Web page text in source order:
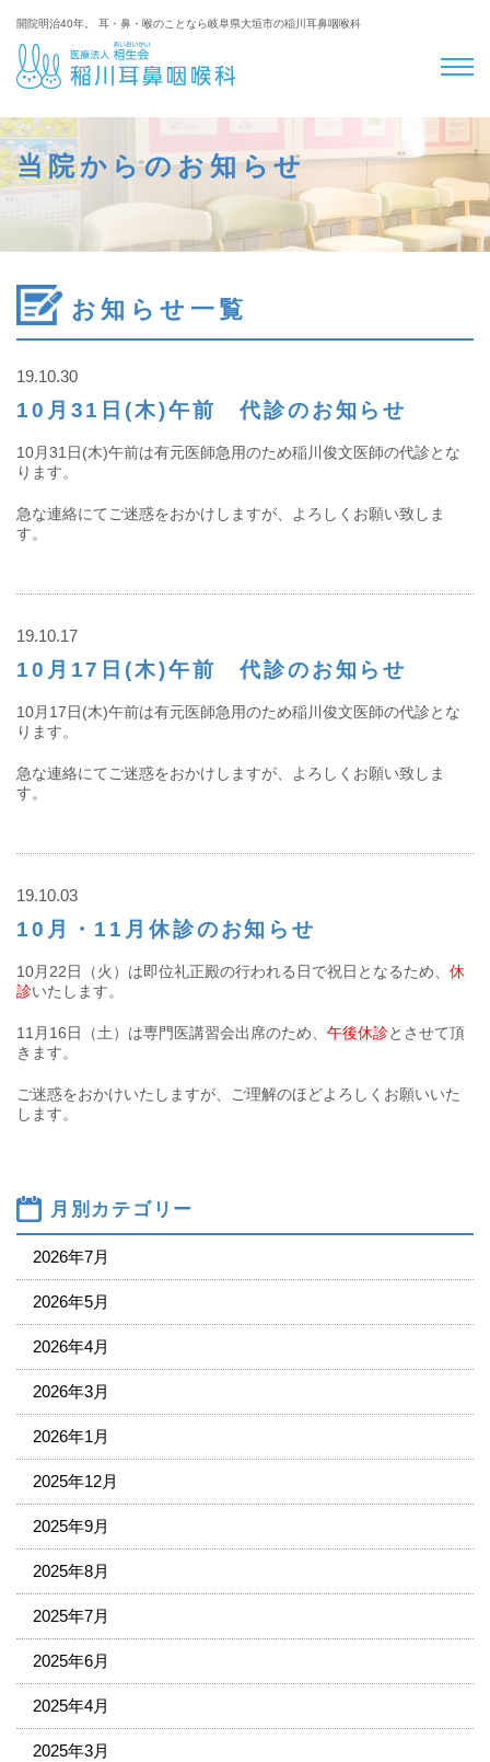
開院明治40年。 耳・鼻・喉のことなら岐阜県大垣市の稲川耳鼻咽喉科
当院からのお知らせ
お知らせ一覧
19.10.30
10月31日(木)午前 代診のお知らせ
10月31日(木)午前は有元医師急用のため稲川俊文医師の代診とな
ります。
急な連絡にてご迷惑をおかけしますが、よろしくお願い致しま
す。
19.10.17
10月17日(木)午前 代診のお知らせ
10月17日(木)午前は有元医師急用のため稲川俊文医師の代診とな
ります。
急な連絡にてご迷惑をおかけしますが、よろしくお願い致しま
す。
19.10.03
10月・11月休診のお知らせ
10月22日（火）は即位礼正殿の行われる日で祝日となるため、 休
診いたします。
11月16日（土）は専門医講習会出席のため、 午後休診とさせて頂
きます。
ご迷惑をおかけいたしますが、ご理解のほどよろしくお願いいた
します。
月別カテゴリー
2026年7月
2026年5月
2026年4月
2026年3月
2026年1月
2025年12月
2025年9月
2025年8月
2025年7月
2025年6月
2025年4月
2025年3月